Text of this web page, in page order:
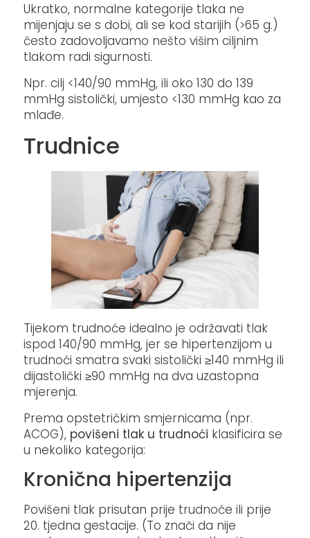
Ukratko, normalne kategorije tlaka ne
mijenjaju se s dobi, ali se kod starijih (>65 g.)
često zadovoljavamo nešto višim ciljnim
tlakom radi sigurnosti.
Npr. cilj <140/90 mmHg, ili oko 130 do 139
mmHg sistolički, umjesto <130 mmHg kao za
mlađe.
Trudnice
Tijekom trudnoće idealno je održavati tlak
ispod 140/90 mmHg, jer se hipertenzijom u
trudnoći smatra svaki sistolički ≥140 mmHg ili
dijastolički ≥90 mmHg na dva uzastopna
mjerenja.
Prema opstetričkim smjernicama (npr.
ACOG), povišeni tlak u trudnoći klasificira se
u nekoliko kategorija:
Kronična hipertenzija
Povišeni tlak prisutan prije trudnoće ili prije
20. tjedna gestacije. (To znači da nije